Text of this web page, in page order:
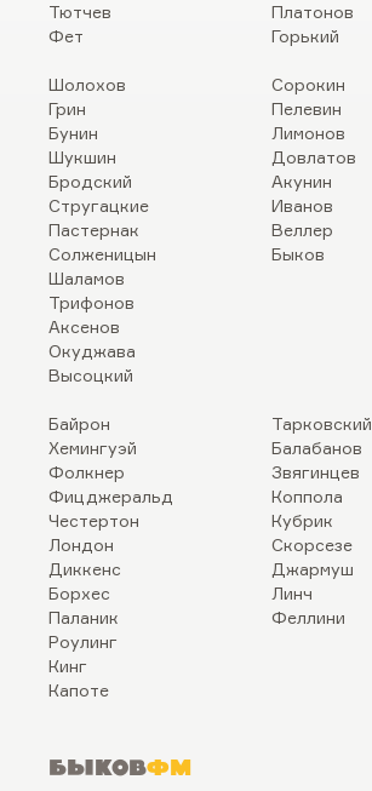
Тютчев
Фет
Платонов
Горький
Шолохов
Грин
Бунин
Шукшин
Бродский
Стругацкие
Пастернак
Солженицын
Шаламов
Трифонов
Аксенов
Окуджава
Высоцкий
Сорокин
Пелевин
Лимонов
Довлатов
Акунин
Иванов
Веллер
Быков
Байрон
Хемингуэй
Фолкнер
Фицджеральд
Честертон
Лондон
Диккенс
Борхес
Паланик
Роулинг
Кинг
Капоте
Тарковский
Балабанов
Звягинцев
Коппола
Кубрик
Скорсезе
Джармуш
Линч
Феллини
БыковФМ